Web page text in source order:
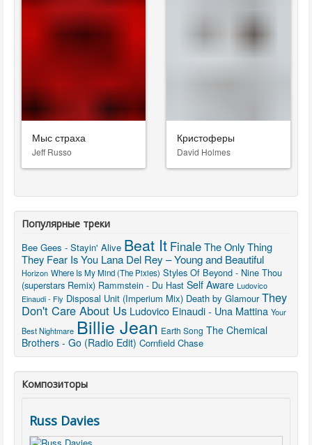
Мыс страха
Jeff Russo
Кристоферы
David Holmes
Популярные треки
Bee Gees - Stayin' Alive Beat It FinaleThe Only Thing
They Fear Is You Lana Del Rey – Young and Beautiful
Horizon Where Is My Mind (The Pixies) Styles Of Beyond - Nine Thou
(superstars Remix) Rammstein - Du Hast Self Aware Ludovico
Einaudi - Fly Disposal Unit (Imperium Mix) Death by Glamour They
Don't Care About Us Ludovico Einaudi - Una Mattina Your
Best Nightmare Billie Jean Earth Song The Chemical
Brothers - Go (Radio Edit) Cornfield Chase
Композиторы
Russ Davies